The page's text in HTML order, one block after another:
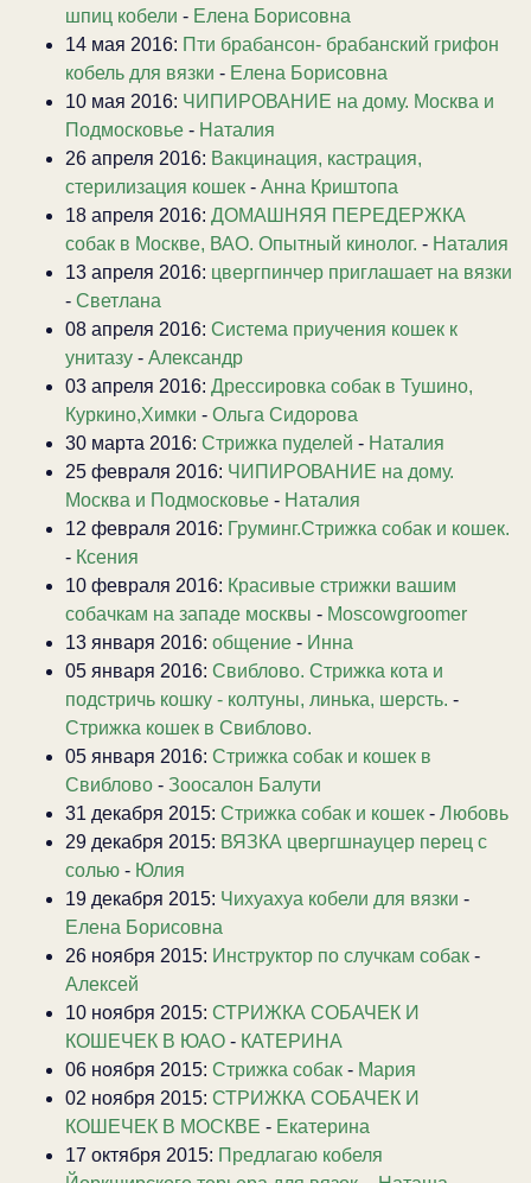
шпиц кобели - Елена Борисовна
14 мая 2016: Пти брабансон- брабанский грифон
кобель для вязки - Елена Борисовна
10 мая 2016: ЧИПИРОВАНИЕ на дому. Москва и
Подмосковье - Наталия
26 апреля 2016: Вакцинация, кастрация,
стерилизация кошек - Анна Криштопа
18 апреля 2016: ДОМАШНЯЯ ПЕРЕДЕРЖКА
собак в Москве, ВАО. Опытный кинолог. - Наталия
13 апреля 2016: цвергпинчер приглашает на вязки
- Светлана
08 апреля 2016: Система приучения кошек к
унитазу - Александр
03 апреля 2016: Дрессировка собак в Тушино,
Куркино,Химки - Ольга Сидорова
30 марта 2016: Стрижка пуделей - Наталия
25 февраля 2016: ЧИПИРОВАНИЕ на дому.
Москва и Подмосковье - Наталия
12 февраля 2016: Груминг.Стрижка собак и кошек.
- Ксения
10 февраля 2016: Красивые стрижки вашим
собачкам на западе москвы - Moscowgroomer
13 января 2016: общение - Инна
05 января 2016: Свиблово. Стрижка кота и
подстричь кошку - колтуны, линька, шерсть. -
Стрижка кошек в Свиблово.
05 января 2016: Стрижка собак и кошек в
Свиблово - Зоосалон Балути
31 декабря 2015: Стрижка собак и кошек - Любовь
29 декабря 2015: ВЯЗКА цвергшнауцер перец с
солью - Юлия
19 декабря 2015: Чихуахуа кобели для вязки -
Елена Борисовна
26 ноября 2015: Инструктор по случкам собак -
Алексей
10 ноября 2015: СТРИЖКА СОБАЧЕК И
КОШЕЧЕК В ЮАО - КАТЕРИНА
06 ноября 2015: Стрижка собак - Мария
02 ноября 2015: СТРИЖКА СОБАЧЕК И
КОШЕЧЕК В МОСКВЕ - Екатерина
17 октября 2015: Предлагаю кобеля